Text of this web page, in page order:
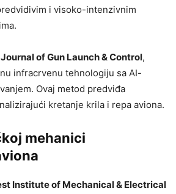
i visoko-intenzivnim
Journal of Gun Launch & Control,
infracrvenu tehnologiju sa AI-
Ovaj metod predviđa
kretanje krila i repa aviona.
mehanici
Institute of Mechanical & Electrical